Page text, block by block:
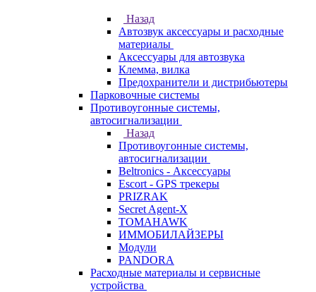
Назад
Автозвук аксессуары и расходные
материалы
Аксессуары для автозвука
Клемма, вилка
Предохранители и дистрибьютеры
Парковочные системы
Противоугонные системы,
автосигнализации
Назад
Противоугонные системы,
автосигнализации
Beltronics - Аксессуары
Escort - GPS трекеры
PRIZRAK
Secret Agent-X
TOMAHAWK
ИММОБИЛАЙЗЕРЫ
Модули
PANDORA
Расходные материалы и сервисные
устройства